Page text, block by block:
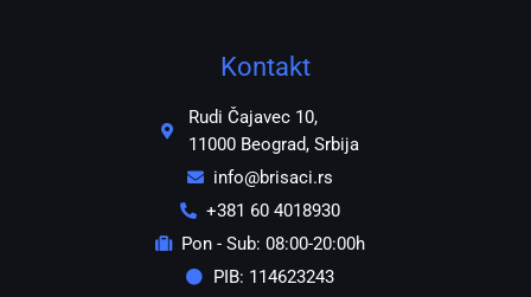
Kontakt
Rudi Čajavec 10,
11000 Beograd, Srbija
info@brisaci.rs
+381 60 4018930
Pon - Sub: 08:00-20:00h
PIB: 114623243